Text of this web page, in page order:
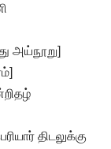
அய்நூறு]
திடலுக்கு